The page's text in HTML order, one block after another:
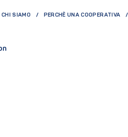
CHI SIAMO PERCHÈ UNA COOPERATIVA